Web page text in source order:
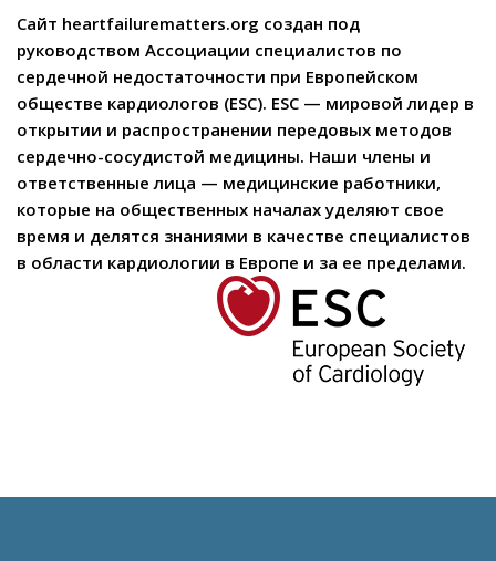
Сайт heartfailurematters.org создан под
руководством Ассоциации специалистов по
сердечной недостаточности при Европейском
обществе кардиологов (ESC). ESC — мировой лидер в
открытии и распространении передовых методов
сердечно-сосудистой медицины. Наши члены и
ответственные лица — медицинские работники,
которые на общественных началах уделяют свое
время и делятся знаниями в качестве специалистов
в области кардиологии в Европе и за ее пределами.